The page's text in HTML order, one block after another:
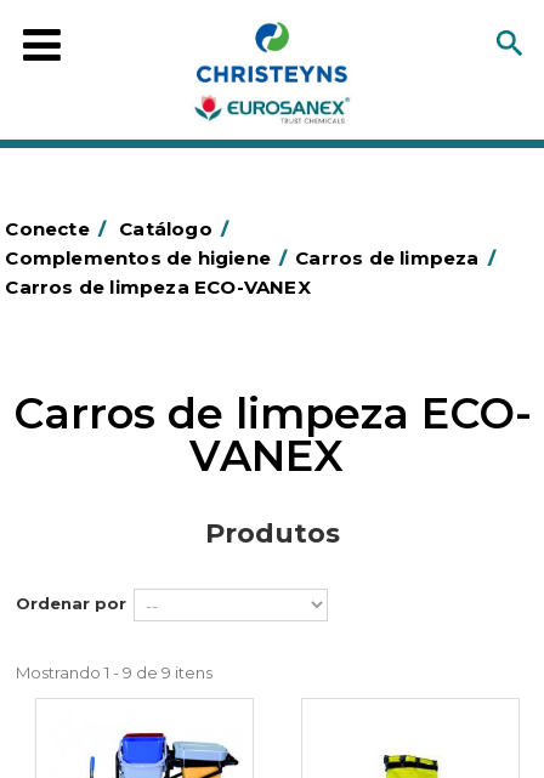
Conecte / Catálogo /
Complementos de higiene / Carros de limpeza /
Carros de limpeza ECO-VANEX
Carros de limpeza ECO-
VANEX
Produtos
Ordenar por
Mostrando 1 - 9 de 9 itens